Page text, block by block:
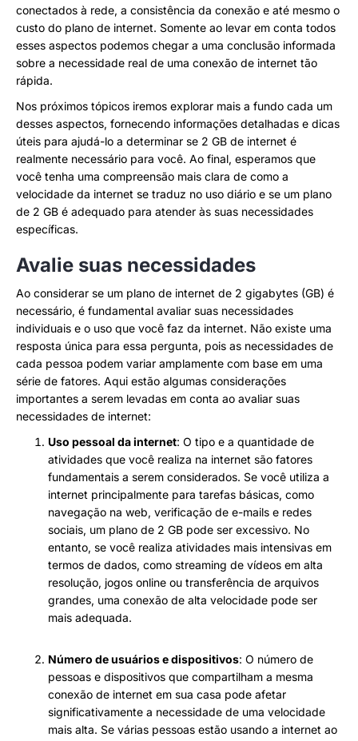
conectados à rede, a consistência da conexão e até mesmo o
custo do plano de internet. Somente ao levar em conta todos
esses aspectos podemos chegar a uma conclusão informada
sobre a necessidade real de uma conexão de internet tão
rápida.
Nos próximos tópicos iremos explorar mais a fundo cada um
desses aspectos, fornecendo informações detalhadas e dicas
úteis para ajudá-lo a determinar se 2 GB de internet é
realmente necessário para você. Ao final, esperamos que
você tenha uma compreensão mais clara de como a
velocidade da internet se traduz no uso diário e se um plano
de 2 GB é adequado para atender às suas necessidades
específicas.
Avalie suas necessidades
Ao considerar se um plano de internet de 2 gigabytes (GB) é
necessário, é fundamental avaliar suas necessidades
individuais e o uso que você faz da internet. Não existe uma
resposta única para essa pergunta, pois as necessidades de
cada pessoa podem variar amplamente com base em uma
série de fatores. Aqui estão algumas considerações
importantes a serem levadas em conta ao avaliar suas
necessidades de internet:
Uso pessoal da internet: O tipo e a quantidade de
atividades que você realiza na internet são fatores
fundamentais a serem considerados. Se você utiliza a
internet principalmente para tarefas básicas, como
navegação na web, verificação de e-mails e redes
sociais, um plano de 2 GB pode ser excessivo. No
entanto, se você realiza atividades mais intensivas em
termos de dados, como streaming de vídeos em alta
resolução, jogos online ou transferência de arquivos
grandes, uma conexão de alta velocidade pode ser
mais adequada.
Número de usuários e dispositivos: O número de
pessoas e dispositivos que compartilham a mesma
conexão de internet em sua casa pode afetar
significativamente a necessidade de uma velocidade
mais alta. Se várias pessoas estão usando a internet ao